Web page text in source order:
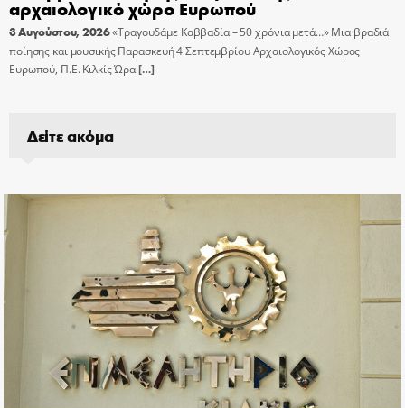
αρχαιολογικό χώρο Ευρωπού
3 Αυγούστου, 2026«Τραγουδάμε Καββαδία – 50 χρόνια μετά…» Μια βραδιά
ποίησης και μουσικής Παρασκευή 4 Σεπτεμβρίου Αρχαιολογικός Χώρος
Ευρωπού, Π.Ε. Κιλκίς Ώρα[…]
Δείτε ακόμα